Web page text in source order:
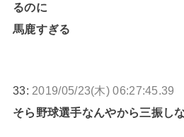
るのに
馬鹿すぎる
33: 2019/05/23(木) 06:27:45.39
そら野球選手なんやから三振し